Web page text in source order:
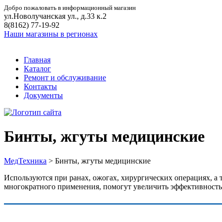
Добро пожаловать в информационный магазин
ул.Новолучанская ул., д.33 к.2
8(8162) 77-19-92
Наши магазины в регионах
Главная
Каталог
Ремонт и обслуживание
Контакты
Документы
Бинты, жгуты медицинские
МедТехника > Бинты, жгуты медицинские
Используются при ранах, ожогах, хирургических операциях,
многократного применения, помогут увеличить